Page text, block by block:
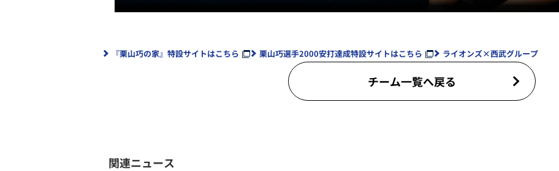
『栗山巧の家』特設サイトはこちら 栗山巧選手2000安打達成特設サイトはこちら ライオンズ×西武グループ
チーム一覧へ戻る
関連ニュース